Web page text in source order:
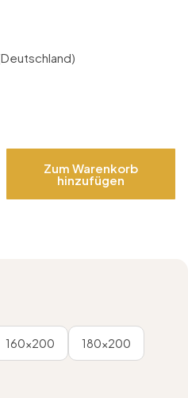
Zum Warenkorb
hinzufügen
160x200 180x200